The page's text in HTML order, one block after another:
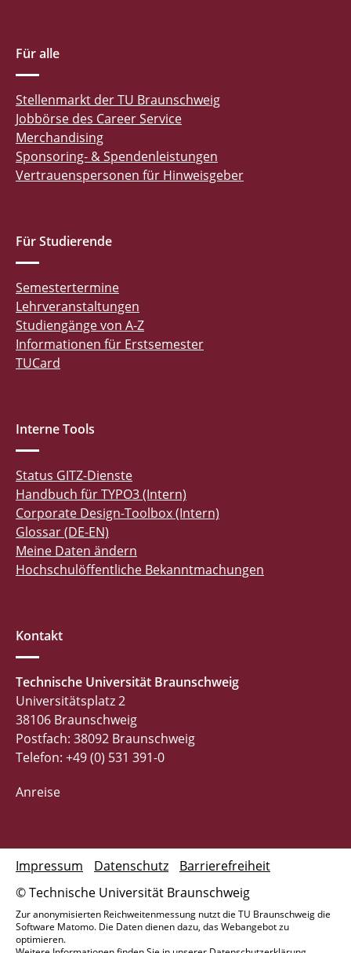
Für alle
Stellenmarkt der TU Braunschweig
Jobbörse des Career Service
Merchandising
Sponsoring- & Spendenleistungen
Vertrauenspersonen für Hinweisgeber
Für Studierende
Semestertermine
Lehrveranstaltungen
Studiengänge von A-Z
Informationen für Erstsemester
TUCard
Interne Tools
Status GITZ-Dienste
Handbuch für TYPO3 (Intern)
Corporate Design-Toolbox (Intern)
Glossar (DE-EN)
Meine Daten ändern
Hochschulöffentliche Bekanntmachungen
Kontakt
Technische Universität Braunschweig
Universitätsplatz 2
38106 Braunschweig
Postfach: 38092 Braunschweig
Telefon: +49 (0) 531 391-0
Anreise
© Technische Universität Braunschweig
Impressum Datenschutz Barrierefreiheit
Zur anonymisierten Reichweitenmessung nutzt die TU Braunschweig die
Software Matomo. Die Daten dienen dazu, das Webangebot zu
optimieren.